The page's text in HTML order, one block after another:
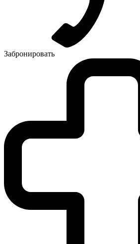
Забронировать